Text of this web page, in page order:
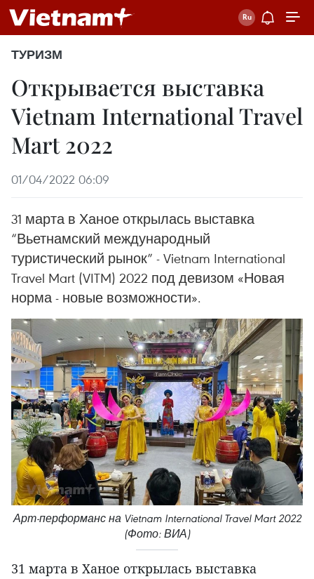
ТУРИЗМ
Открывается выставка
Vietnam International Travel
Mart 2022
01/04/2022 06:09
31 марта в Ханое открылась выставка
“Вьетнамский международный
туристический рынок” - Vietnam International
Travel Mart (VITM) 2022 под девизом «Новая
норма - новые возможности».
Арт-перформанс на Vietnam International Travel Mart 2022
(Фото: ВИА)
31 марта в Ханое открылась выставка